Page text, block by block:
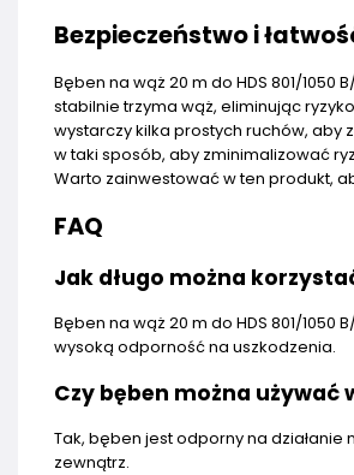
Bezpieczeństwo i
Bęben na wąż 20 m do HDS 801/
stabilnie trzyma wąż, eliminując
wystarczy kilka prostych ruchów, aby
w taki sposób, aby zminimalizować
Warto zainwestować w ten produkt,
FAQ
Jak długo można
Bęben na wąż 20 m do HDS 801/
wysoką odporność na uszkodzenia.
Czy bęben można
Tak, bęben jest odporny na
zewnątrz.